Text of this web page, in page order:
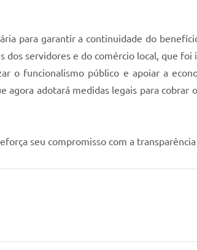
para garantir a continuidade do
servidores e do comércio local, que foi
o funcionalismo público e apoiar a
adotará medidas legais para cobrar
seu compromisso com a